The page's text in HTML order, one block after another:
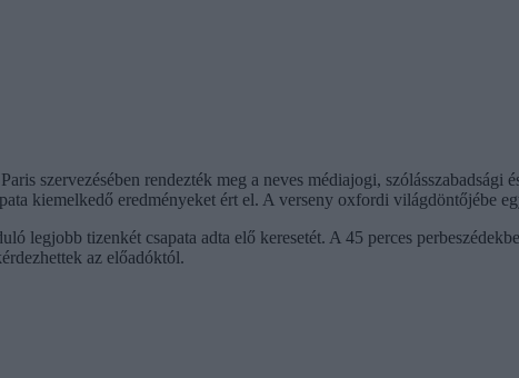
szervezésében rendezték meg a neves médiajogi, szólásszabadsági
kiemelkedő eredményeket ért el. A verseny oxfordi világdöntőjébe
legjobb tizenkét csapata adta elő keresetét. A 45 perces
az előadóktól.